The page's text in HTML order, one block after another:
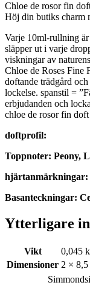
Chloe de rosor fin
Höj din butiks charm
Varje 10ml-rullning
släpper ut i varje
viskningar av
Chloe de Roses Fine
doftande trädgård
lockelse. spanstil =
erbjudanden och
chloe de rosor fin
doftprofil:
Toppnoter: Peony,
hjärtanmärkningar:
Basanteckningar:
Ytterligare
Vikt
0,045
Dimensioner 2 × 8,5